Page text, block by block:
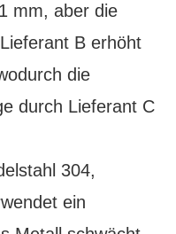
mm, aber die
B erhöht
die
durch Lieferant C
304,
ein